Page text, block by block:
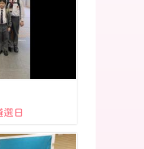
選日